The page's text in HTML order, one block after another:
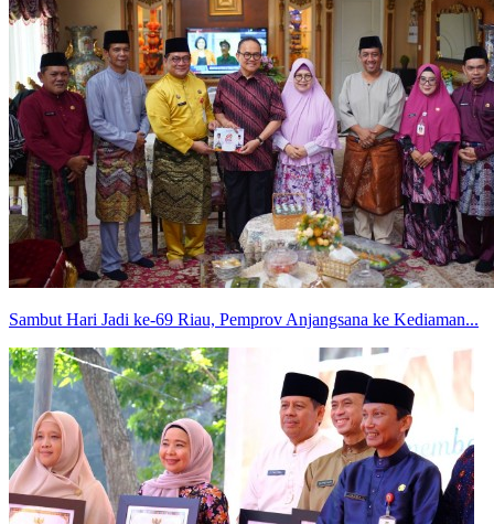
Sambut Hari Jadi ke-69 Riau, Pemprov Anjangsana ke Kediaman...